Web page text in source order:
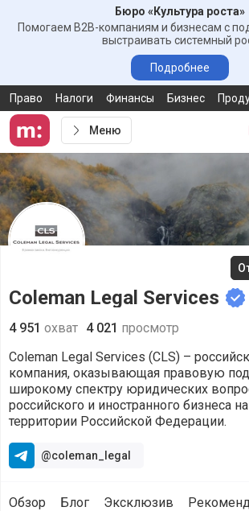
Бюро «Культура роста»
Помогаем B2B-компаниям и бизнесам с
выстраивать системный
Подробнее
Право Налоги Финансы Бизнес
Меню
Coleman Legal Services
4 951 охват 4 021 просмотр
Coleman Legal Services (CLS) –
компания, оказывающая правовую
широкому спектру юридических
российского и иностранного бизнеса
территории Российской Федерации.
@coleman_legal
Обзор Блог Эксклюзив